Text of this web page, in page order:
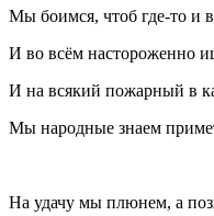
Мы боимся, чтоб где-то и
И во всём настороженно
И на всякий пожарный в
Мы народные знаем
На удачу мы плюнем, а